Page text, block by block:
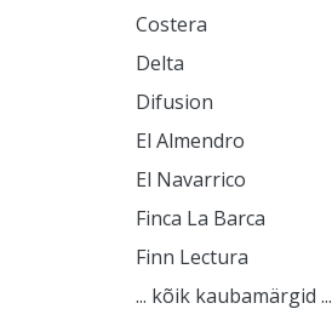
Costera
Delta
Difusion
El Almendro
El Navarrico
Finca La Barca
Finn Lectura
... kõik kaubamärgid ...